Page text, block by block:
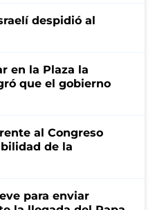
despidió al
en la Plaza la
que el gobierno
al Congreso
de la
para enviar